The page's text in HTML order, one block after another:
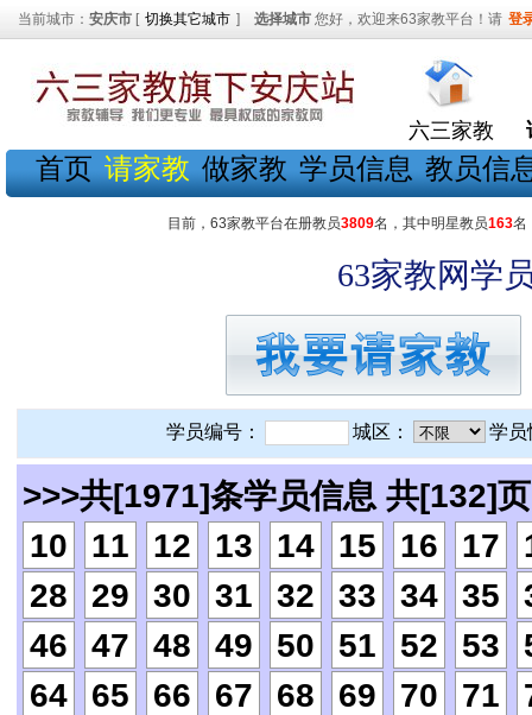
当前城市： 安庆市 [ 切换其它城市 ] 选择城市 您好，欢迎来63家教平台！请 登
六三家教
首页 请家教 做家教 学员信息 教员信
目前，63家教平台在册教员3809名，其中明星教员163名
63家教网学
学员编号： 城区： 学员
>>>共[1971]条学员信息 共[132]
10
11 12 13 14 15 16 17
28
29 30 31 32 33 34 35
46
47 48 49 50 51 52 53
64
65 66 67 68 69 70 71